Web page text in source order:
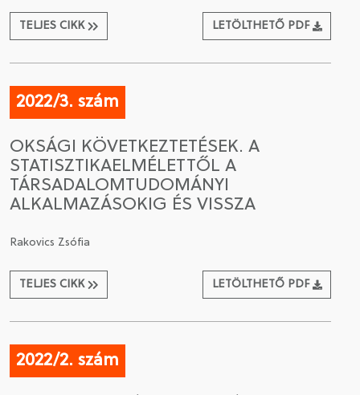
TELJES CIKK LETÖLTHETŐ PDF
2022/3. szám
OKSÁGI KÖVETKEZTETÉSEK. A
STATISZTIKAELMÉLETTŐL A
TÁRSADALOMTUDOMÁNYI
ALKALMAZÁSOKIG ÉS VISSZA
Rakovics Zsófia
TELJES CIKK LETÖLTHETŐ PDF
2022/2. szám